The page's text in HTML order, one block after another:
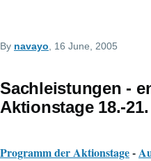
By navayo , 16 June, 2005
Sachleistungen -
Aktionstage 18.-
Programm der Aktionstage-